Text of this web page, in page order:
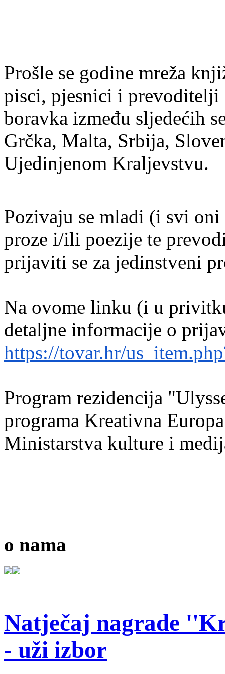
Prošle se godine mreža
pisci, pjesnici i
boravka između sljedećih
Grčka, Malta, Srbija,
Ujedinjenom Kraljevstvu.
Pozivaju se mladi (i svi
proze i/ili poezije te
prijaviti se za jedinstveni
Na ovome linku (i u
detaljne informacije o
https://tovar.hr/
Program rezidencija
programa Kreativna
Ministarstva kulture i
o nama
Natječaj nagrade
- uži izbor